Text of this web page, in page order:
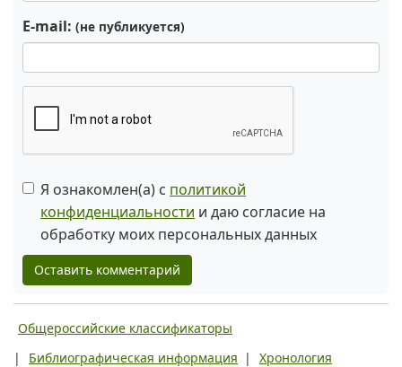
E-mail: (не публикуется)
Я ознакомлен(а) с политикой
конфиденциальности и даю согласие на
обработку моих персональных данных
Оставить комментарий
Общероссийские классификаторы
|
Библиографическая информация |
Хронология